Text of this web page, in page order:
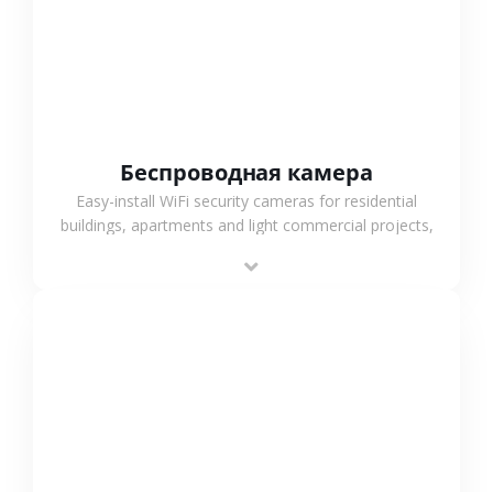
Беспроводная камера
Easy-install WiFi security cameras for residential
buildings, apartments and light commercial projects,
surveillance solutions.